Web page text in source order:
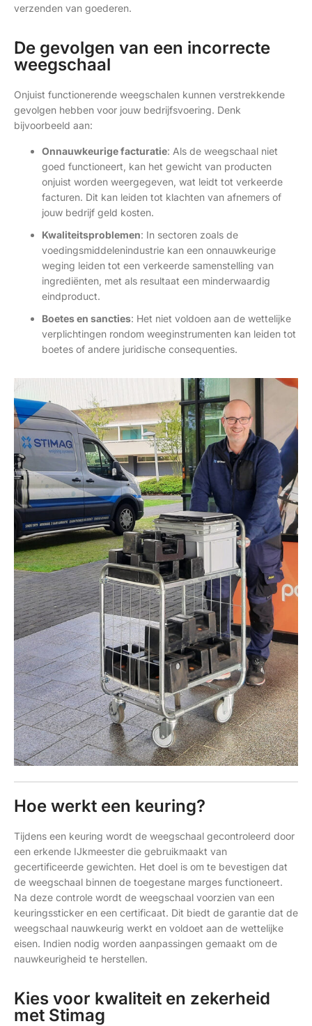
verzenden van goederen.
De gevolgen van een incorrecte
weegschaal
Onjuist functionerende weegschalen kunnen verstrekkende
gevolgen hebben voor jouw bedrijfsvoering. Denk
bijvoorbeeld aan:
Onnauwkeurige facturatie: Als de weegschaal niet
goed functioneert, kan het gewicht van producten
onjuist worden weergegeven, wat leidt tot verkeerde
facturen. Dit kan leiden tot klachten van afnemers of
jouw bedrijf geld kosten.
Kwaliteitsproblemen: In sectoren zoals de
voedingsmiddelenindustrie kan een onnauwkeurige
weging leiden tot een verkeerde samenstelling van
ingrediënten, met als resultaat een minderwaardig
eindproduct.
Boetes en sancties: Het niet voldoen aan de wettelijke
verplichtingen rondom weeginstrumenten kan leiden tot
boetes of andere juridische consequenties.
Hoe werkt een keuring?
Tijdens een keuring wordt de weegschaal gecontroleerd door
een erkende IJkmeester die gebruikmaakt van
gecertificeerde gewichten. Het doel is om te bevestigen dat
de weegschaal binnen de toegestane marges functioneert.
Na deze controle wordt de weegschaal voorzien van een
keuringssticker en een certificaat. Dit biedt de garantie dat de
weegschaal nauwkeurig werkt en voldoet aan de wettelijke
eisen. Indien nodig worden aanpassingen gemaakt om de
nauwkeurigheid te herstellen.
Kies voor kwaliteit en zekerheid
met Stimag